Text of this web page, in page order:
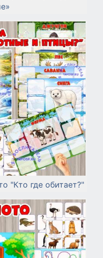
"Кто где обитает?"